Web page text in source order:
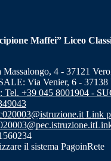
Maffei” Liceo
4 - 37121
Via Venier, 6 - 37138
Tel. +39 045 8001904 -
Link
il sistema PagoinRete